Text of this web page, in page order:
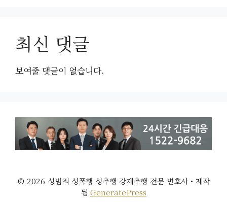
최신 댓글
보여줄 댓글이 없습니다.
© 2026 성범죄 성폭행 성추행 강제추행 전문 변호사• 제작
됨 GeneratePress